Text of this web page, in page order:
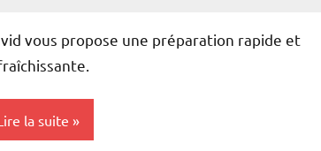
vous propose une préparation rapide et
la suite